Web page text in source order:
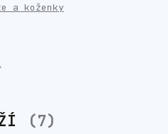
a koženky
7